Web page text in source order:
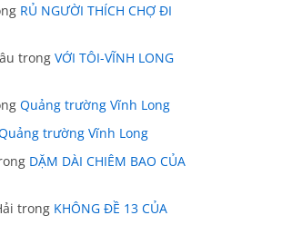
RỦ NGƯỜI THÍCH CHỢ ĐI
trong VỚI TÔI-VĨNH LONG
Quảng trường Vĩnh Long
trường Vĩnh Long
DẶM DÀI CHIÊM BAO CỦA
trong KHÔNG ĐỀ 13 CỦA